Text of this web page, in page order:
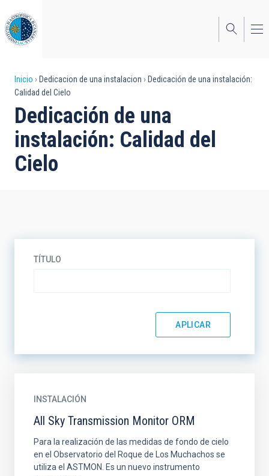
al
contenido
principal
Sobrescribir
enlaces
de
ayuda
a
Inicio Dedicacion de una instalacion
Dedicación de una instalación:
Calidad del Cielo
Dedicación de una
instalación: Calidad del
Cielo
TÍTULO
INSTALACIÓN
All Sky Transmission Monitor ORM
Para la realización de las medidas de fondo de cielo
en el Observatorio del Roque de Los Muchachos se
utiliza el ASTMON. Es un nuevo instrumento